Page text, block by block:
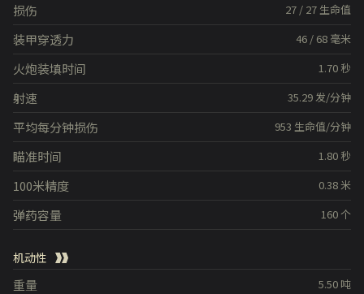
27 / 27 生命值
损伤
46 / 68 毫米
装甲穿透力
1.70 秒
火炮装填时间
35.29 发/分钟
射速
953 生命值/分钟
平均每分钟损伤
1.80 秒
瞄准时间
0.38米
100米精度
160个
弹药容量
机动性
5.50 吨
重量